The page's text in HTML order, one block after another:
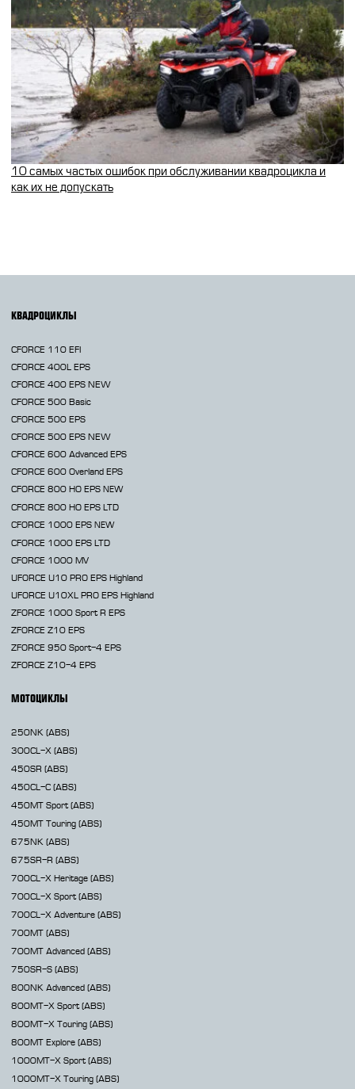
10 самых частых ошибок при обслуживании квадроцикла и
как их не допускать
КВАДРОЦИКЛЫ
CFORCE 110 EFI
CFORCE 400L EPS
CFORCE 400 EPS NEW
CFORCE 500 Basic
CFORCE 500 EPS
CFORCE 500 EPS NEW
CFORCE 600 Advanced EPS
CFORCE 600 Overland EPS
CFORCE 800 HO EPS NEW
CFORCE 800 HO EPS LTD
CFORCE 1000 EPS NEW
CFORCE 1000 EPS LTD
CFORCE 1000 MV
UFORCE U10 PRO EPS Highland
UFORCE U10XL PRO EPS Highland
ZFORCE 1000 Sport R EPS
ZFORCE Z10 EPS
ZFORCE 950 Sport-4 EPS
ZFORCE Z10-4 EPS
МОТОЦИКЛЫ
250NK (ABS)
300CL-X (ABS)
450SR (ABS)
450CL-C (ABS)
450MT Sport (ABS)
450MT Touring (ABS)
675NK (ABS)
675SR-R (ABS)
700CL-X Heritage (ABS)
700CL-X Sport (ABS)
700CL-X Adventure (ABS)
700MT (ABS)
700MT Advanced (ABS)
750SR-S (ABS)
800NK Advanced (ABS)
800MT-X Sport (ABS)
800MT-X Touring (ABS)
800MT Explore (ABS)
1000MT-X Sport (ABS)
1000MT-X Touring (ABS)